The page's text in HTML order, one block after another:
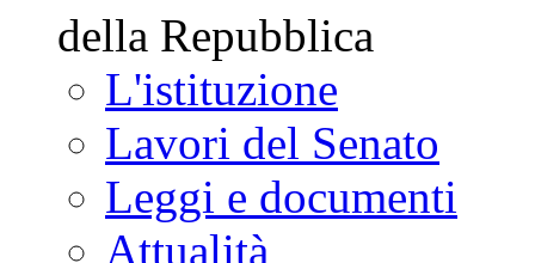
della Repubblica
L'istituzione
Lavori del Senato
Leggi e documenti
Attualità